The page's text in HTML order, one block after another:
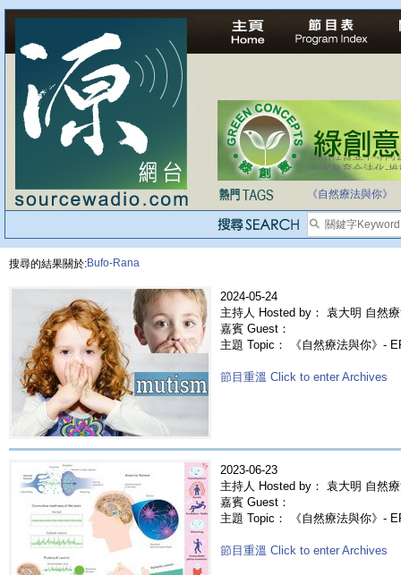
法治社會並不等同
自家教育合法化-
《自然療法與你》
搜尋的結果關於:Bufo-Rana
2024-05-24
主持人 Hosted by： 袁大明 自然
嘉賓 Guest：
主題 Topic： 《自然療法與你》-
節目重溫 Click to enter Archives
2023-06-23
主持人 Hosted by： 袁大明 自然
嘉賓 Guest：
主題 Topic： 《自然療法與你》-
節目重溫 Click to enter Archives